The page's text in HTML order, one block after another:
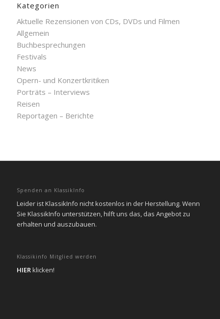
Kategorien
Aktuelle Rezensionen von CDs, DVDs und Filmen
Allgemein
Buchbesprechungen
Festivals
News
Opern- und Konzertkritiken
Porträts – Interviews
Reisen
Reportagen – Berichte
Spenden an KlassikInfo
Leider ist KlassikInfo nicht kostenlos in der Herstellung. Wenn
Sie KlassikInfo unterstützen, hilft uns das, das Angebot zu
erhalten und auszubauen.
Klassikinfo Mitglied werden
HIERklicken!